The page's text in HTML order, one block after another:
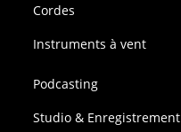
Cordes
Instruments à vent
Podcasting
Studio & Enregistrement